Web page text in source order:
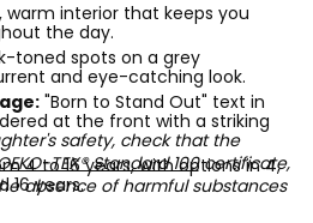
interior that keeps you
the day.
toned spots on a grey
and eye-catching look.
"Born to Stand Out" text in
at the front with a striking
4 to 16 years, with options in 4,
16 years.
safety, check that the
TEX® Standard 100certificate,
absence of harmful substances